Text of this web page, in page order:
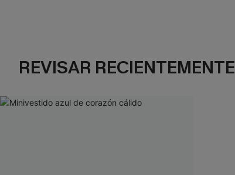
REVISAR RECIENTEMENTE